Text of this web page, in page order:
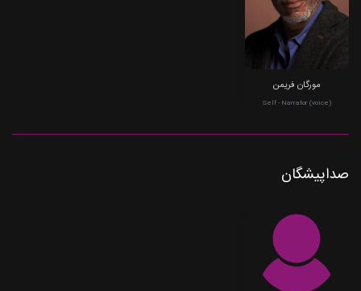
مورگان فریمن
Self - Narrator (voice)
صداپیشگان